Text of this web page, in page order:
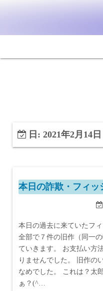
日: 2021年2月14日
本日の詐欺・フィッ
本日の過去に来ていたフ
全部で７件の旧作（同一
ていきます。 お支払い方
りませんでした。 旧作の
なめでした。 これは？太
ぁ？(^…